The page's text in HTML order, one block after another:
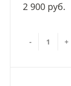
2 900 руб.
- +